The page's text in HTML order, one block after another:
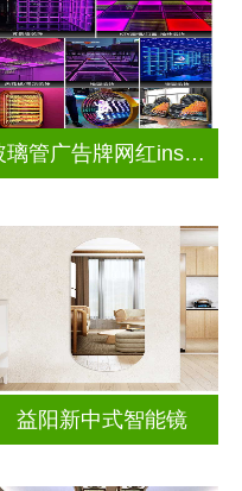
玻璃管广告牌网红ins灯带造型装饰千层镜深渊镜
益阳新中式智能镜